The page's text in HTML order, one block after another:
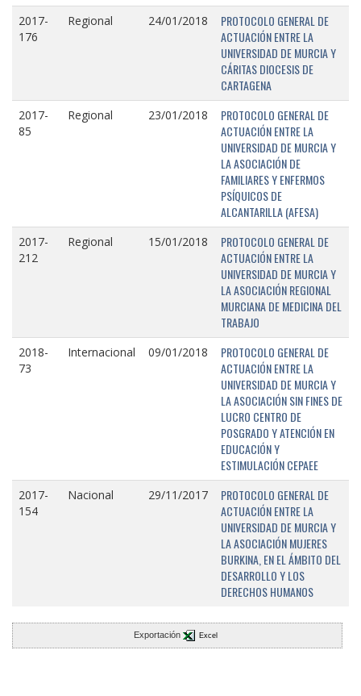
2017-
176
Regional 24/01/2018
PROTOCOLO GENERAL DE
ACTUACIÓN ENTRE LA
UNIVERSIDAD DE MURCIA Y
CÁRITAS DIOCESIS DE
CARTAGENA
2017-
85
Regional 23/01/2018
PROTOCOLO GENERAL DE
ACTUACIÓN ENTRE LA
UNIVERSIDAD DE MURCIA Y
LA ASOCIACIÓN DE
FAMILIARES Y ENFERMOS
PSÍQUICOS DE
ALCANTARILLA (AFESA)
2017-
212
Regional 15/01/2018
PROTOCOLO GENERAL DE
ACTUACIÓN ENTRE LA
UNIVERSIDAD DE MURCIA Y
LA ASOCIACIÓN REGIONAL
MURCIANA DE MEDICINA DEL
TRABAJO
2018-
73
Internacional 09/01/2018
PROTOCOLO GENERAL DE
ACTUACIÓN ENTRE LA
UNIVERSIDAD DE MURCIA Y
LA ASOCIACIÓN SIN FINES DE
LUCRO CENTRO DE
POSGRADO Y ATENCIÓN EN
EDUCACIÓN Y
ESTIMULACIÓN CEPAEE
2017-
154
Nacional 29/11/2017
PROTOCOLO GENERAL DE
ACTUACIÓN ENTRE LA
UNIVERSIDAD DE MURCIA Y
LA ASOCIACIÓN MUJERES
BURKINA, EN EL ÁMBITO DEL
DESARROLLO Y LOS
DERECHOS HUMANOS
Exportación Excel